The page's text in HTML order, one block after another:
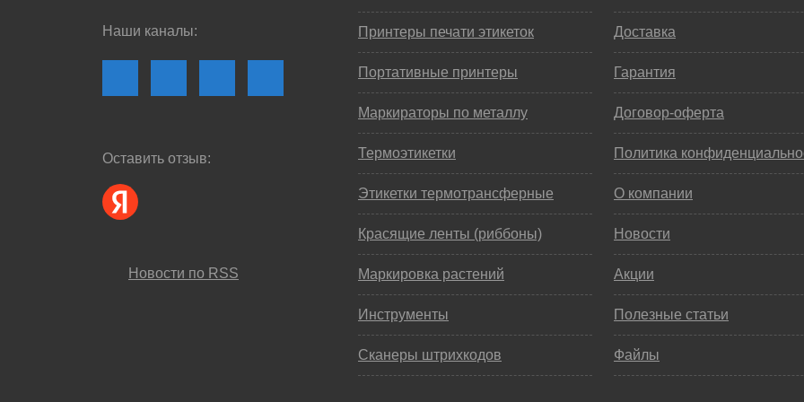
Наши каналы:
Оставить отзыв:
Новости по RSS
Принтеры печати этикеток
Портативные принтеры
Маркираторы по металлу
Термоэтикетки
Этикетки термотрансферные
Красящие ленты (риббоны)
Маркировка растений
Инструменты
Сканеры штрихкодов
Доставка
Гарантия
Договор-оферта
Политика
О компании
Новости
Акции
Полезные статьи
Файлы